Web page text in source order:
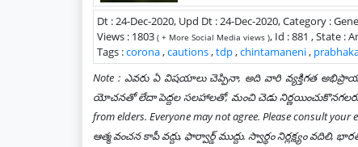
Dt : 24-Dec-2020, Upd Dt : 24-Dec-2020, Category :
Views : 1803 ( + More Social Media views ), Id : 881 , State :
Tags :corona,cautions,tdp,chintamaneni,
Note : ఎవరు ఏ విషయాలు చెప్పినా, అది వారి వ్యక్తిగత
యోచనతో లేదా పెద్దల సలహాలతో, మంచి చెడు నిర్ణయించుకొనగలరు.
from elders. Everyone may not agree. Please consult
ఆత్మ వంచన కాపీ వద్దు, ఫార్వార్డ్ ముద్దు. స్వార్థం నిర్లక్ష్యం